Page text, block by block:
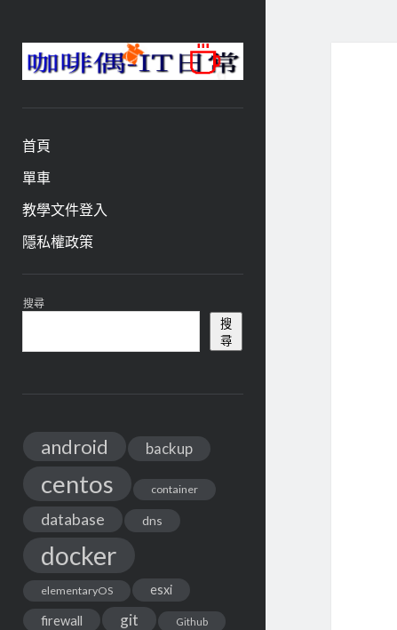
咖
啡
與
IT
日
常
首頁
單車
教學文件登入
隱私權政策
資
訊
欄
搜尋
搜
尋
android backup
centos container
database dns
docker
elementaryOS esxi
firewall git Github